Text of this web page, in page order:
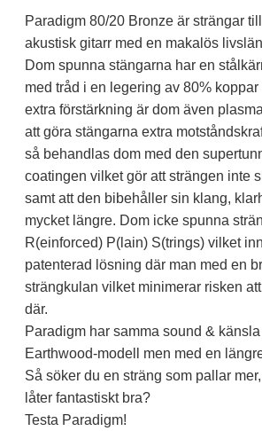
Paradigm 80/20 Bronze är strängar
akustisk gitarr med en makalös
Dom spunna stängarna har en
med tråd i en legering av 80%
extra förstärkning är dom även
att göra stängarna extra
så behandlas dom med den
coatingen vilket gör att strängen inte
samt att den bibehåller sin klang,
mycket längre. Dom icke spunna
R(einforced) P(lain) S(trings) vilket
patenterad lösning där man med en
strängkulan vilket minimerar risken
där.
Paradigm har samma sound &
Earthwood-modell men med en
Så söker du en sträng som pallar
låter fantastiskt bra?
Testa Paradigm!